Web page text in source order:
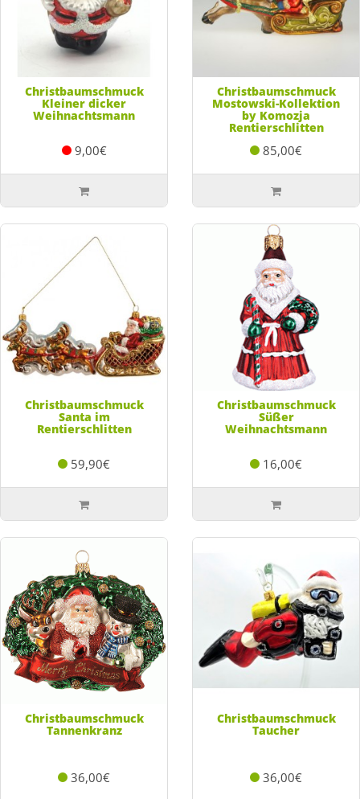
Christbaumschmuck
Kleiner dicker
Weihnachtsmann
9,00€
Christbaumschmuck
Mostowski-Kollektion
by Komozja
Rentierschlitten
85,00€
Christbaumschmuck
Santa im
Rentierschlitten
59,90€
Christbaumschmuck
Süßer
Weihnachtsmann
16,00€
Christbaumschmuck
Tannenkranz
36,00€
Christbaumschmuck
Taucher
36,00€